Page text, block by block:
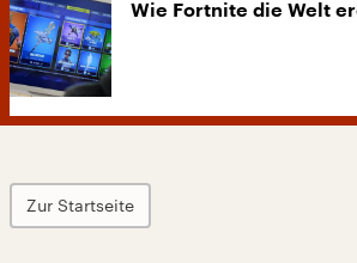
Wie Fortnite die Welt
Zur Startseite